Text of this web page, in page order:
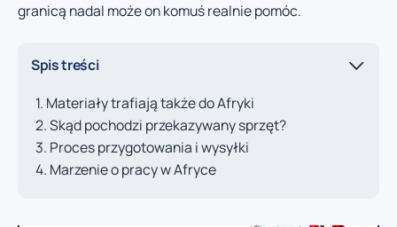
granicą nadal może on komuś realnie pomóc.
Spis treści
Materiały trafiają także do Afryki
Skąd pochodzi przekazywany sprzęt?
Proces przygotowania i wysyłki
Marzenie o pracy w Afryce